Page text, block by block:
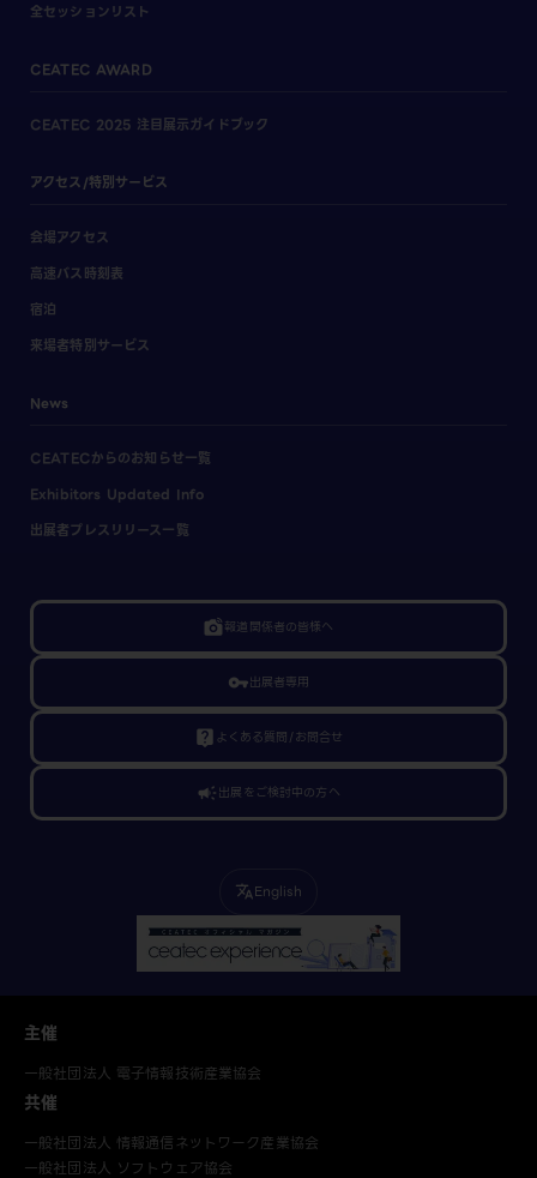
全セッションリスト
CEATEC AWARD
CEATEC 2025 注目展示ガイドブック
アクセス/特別サービス
会場アクセス
高速バス時刻表
宿泊
来場者特別サービス
News
CEATECからのお知らせ一覧
Exhibitors Updated Info
出展者プレスリリース一覧
linked_camera報道関係者の皆様へ
vpn_key出展者専用
live_help よくある質問/お問合せ
campaign出展をご検討中の方へ
translateEnglish
主催
一般社団法人 電子情報技術産業協会
共催
一般社団法人 情報通信ネットワーク産業協会
一般社団法人 ソフトウェア協会